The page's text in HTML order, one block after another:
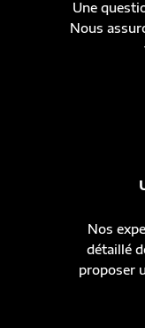
Une
Nous
Nos
détaillé
proposer